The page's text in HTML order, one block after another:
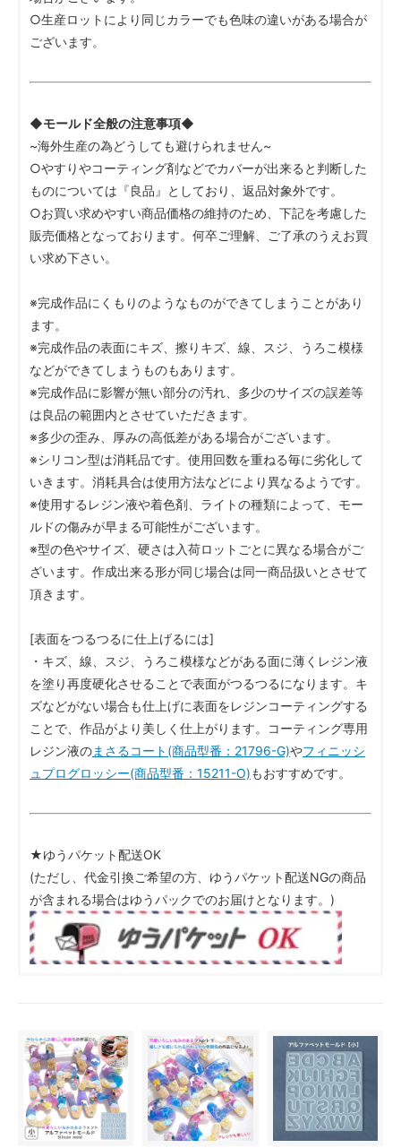
○生産ロットにより同じカラーでも色味の違いがある場合が
ございます。
◆モールド全般の注意事項◆
~海外生産の為どうしても避けられません~
○やすりやコーティング剤などでカバーが出来ると判断した
ものについては『良品』としており、返品対象外です。
○お買い求めやすい商品価格の維持のため、下記を考慮した
販売価格となっております。何卒ご理解、ご了承のうえお買
い求め下さい。
※完成作品にくもりのようなものができてしまうことがあり
ます。
※完成作品の表面にキズ、擦りキズ、線、スジ、うろこ模様
などができてしまうものもあります。
※完成作品に影響が無い部分の汚れ、多少のサイズの誤差等
は良品の範囲内とさせていただきます。
※多少の歪み、厚みの高低差がある場合がございます。
※シリコン型は消耗品です。使用回数を重ねる毎に劣化して
いきます。消耗具合は使用方法などにより異なるようです。
※使用するレジン液や着色剤、ライトの種類によって、モー
ルドの傷みが早まる可能性がございます。
※型の色やサイズ、硬さは入荷ロットごとに異なる場合がご
ざいます。作成出来る形が同じ場合は同一商品扱いとさせて
頂きます。
[表面をつるつるに仕上げるには]
・キズ、線、スジ、うろこ模様などがある面に薄くレジン液
を塗り再度硬化させることで表面がつるつるになります。キ
ズなどがない場合も仕上げに表面をレジンコーティングする
ことで、作品がより美しく仕上がります。コーティング専用
レジン液のまさるコート(商品型番：21796-G)やフィニッシ
ュプログロッシー(商品型番：15211-O)もおすすめです。
★ゆうパケット配送OK
(ただし、代金引換ご希望の方、ゆうパケット配送NGの商品
が含まれる場合はゆうパックでのお届けとなります。)